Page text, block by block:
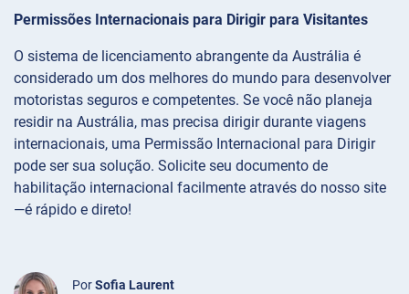
Permissões Internacionais para Dirigir para Visitantes
O sistema de licenciamento abrangente da Austrália é
considerado um dos melhores do mundo para desenvolver
motoristas seguros e competentes. Se você não planeja
residir na Austrália, mas precisa dirigir durante viagens
internacionais, uma Permissão Internacional para Dirigir
pode ser sua solução. Solicite seu documento de
habilitação internacional facilmente através do nosso site
—é rápido e direto!
PorSofia Laurent